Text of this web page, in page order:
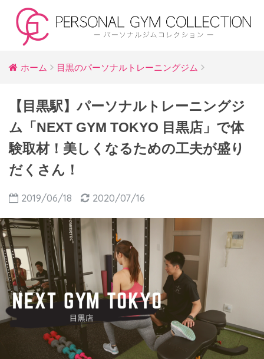
ホーム 目黒のパーソナルトレーニングジム
【目黒駅】パーソナルトレーニングジ
ム「NEXT GYM TOKYO 目黒店」で体
験取材！美しくなるための工夫が盛り
だくさん！
2019/06/18 2020/07/16